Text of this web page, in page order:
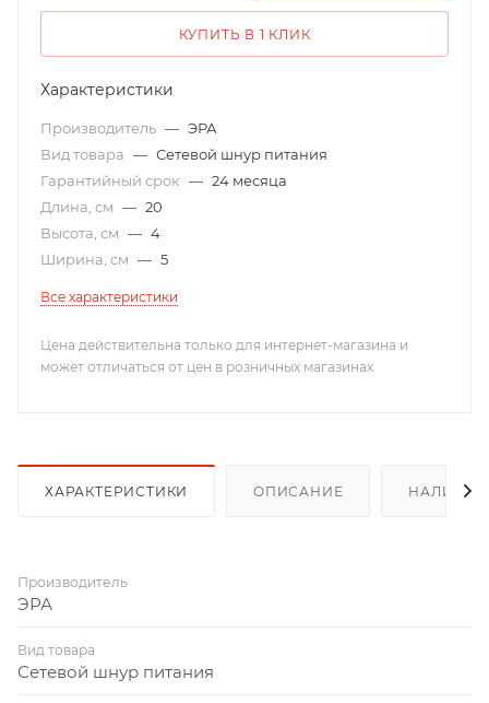
КУПИТЬ В 1 КЛИК
Характеристики
Производитель — ЭРА
Вид товара — Сетевой шнур питания
Гарантийный срок — 24 месяца
Длина, см — 20
Высота, см — 4
Ширина, см — 5
Все характеристики
Цена действительна только для интернет-магазина и
может отличаться от цен в розничных магазинах
ХАРАКТЕРИСТИКИ ОПИСАНИЕ НАЛИЧИЕ
Производитель
ЭРА
Вид товара
Сетевой шнур питания